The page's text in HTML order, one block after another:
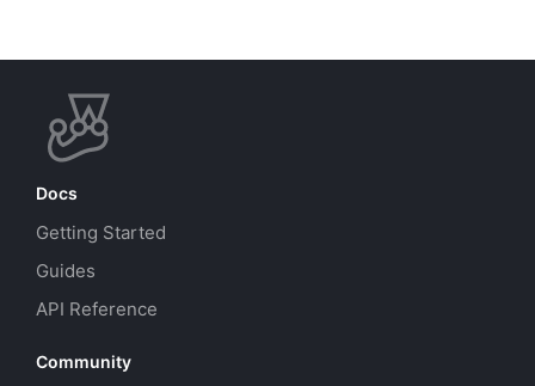
Docs
Getting Started
Guides
API Reference
Community